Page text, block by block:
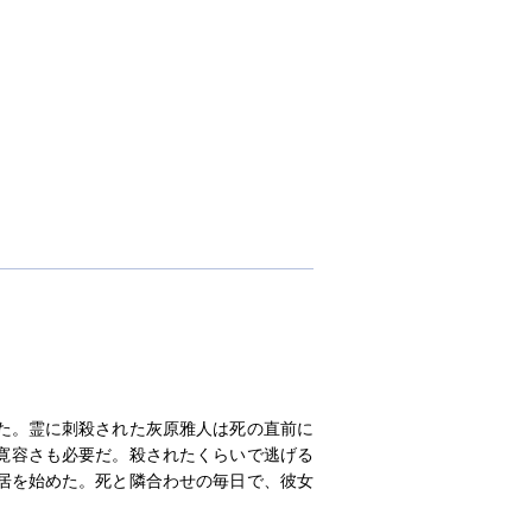
。霊に刺殺された灰原雅人は死の直前に
さも必要だ。殺されたくらいで逃げる
を始めた。死と隣合わせの毎日で、彼女